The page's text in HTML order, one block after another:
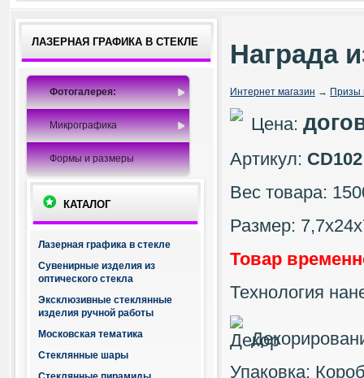
ЛАЗЕРНАЯ ГРАФИКА В СТЕКЛЕ
Фотогалерея:
Микрографика
Формы и размеры
КАТАЛОГ
Лазерная графика в стекле
Сувенирные изделия из
оптического стекла
Эксклюзивные стеклянные
изделия ручной работы
Московская тематика
Стеклянные шары
Награда
Интернет магазин → Призы
Цена:
Артикул: CD102
Вес товара:
Размер:
Товар
Технология
Упаковка: